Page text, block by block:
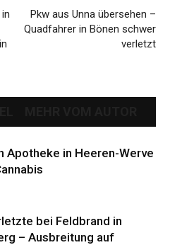
Pkw aus Unna übersehen –
Quadfahrer in Bönen schwer
verletzt
Apotheke in Heeren-Werve
bei Feldbrand in
– Ausbreitung auf